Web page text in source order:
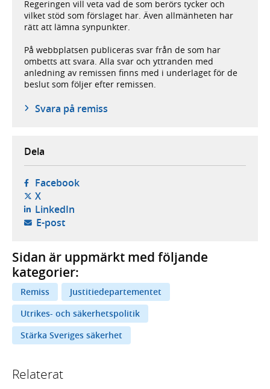
Regeringen vill veta vad de som berörs tycker och
vilket stöd som förslaget har. Även allmänheten har
rätt att lämna synpunkter.
På webbplatsen publiceras svar från de som har
ombetts att svara. Alla svar och yttranden med
anledning av remissen finns med i underlaget för de
beslut som följer efter remissen.
Svara på remiss
Dela
Facebook- öppnas i ny flik, extern webbplats,
X- öppnas i ny flik, extern webbplats,
LinkedIn- öppnas i ny flik, extern webbplats,
E-post- öppnar din e-postklient,
Sidan är uppmärkt med följande
kategorier:
Remiss
Justitiedepartementet
Utrikes- och säkerhetspolitik
Stärka Sveriges säkerhet
Relaterat